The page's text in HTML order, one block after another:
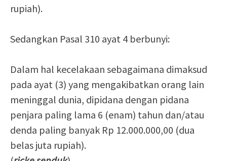
rupiah).
Sedangkan Pasal 310 ayat 4 berbunyi:
Dalam hal kecelakaan sebagaimana dimaksud
pada ayat (3) yang mengakibatkan orang lain
meninggal dunia, dipidana dengan pidana
penjara paling lama 6 (enam) tahun dan/atau
denda paling banyak Rp 12.000.000,00 (dua
belas juta rupiah).